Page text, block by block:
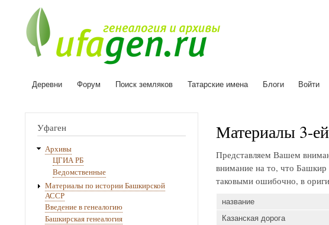
Основная
Деревни Форум Поиск земляков Татарские имена Блоги Войти
Материалы 3-
Представляем Вашем
внимание на то, что Башкир
таковыми ошибочно, в
название
Казанская дорога
Уфаген
Архивы
ЦГИА РБ
Ведомственные
Материалы по истории Башкирской
АССР
Введение в генеалогию
Башкирская генеалогия